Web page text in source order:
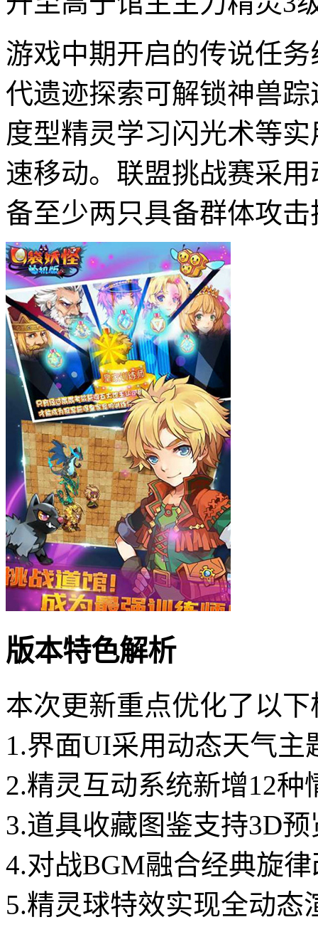
游戏中期开启的传说任
代遗迹探索可解锁神兽
度型精灵学习闪光术等
速移动。联盟挑战赛采
备至少两只具备群体攻
版本特色解析
本次更新重点优化了以
1.界面UI采用动态天气主
2.精灵互动系统新增12种
3.道具收藏图鉴支持3D
4.对战BGM融合经典旋
5.精灵球特效实现全动态